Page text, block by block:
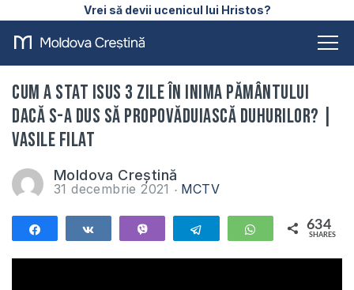
Vrei să devii ucenicul lui Hristos?
Cum a stat Isus 3 zile în inima pământului
dacă S-a dus să propovăduiască duhurilor? |
Vasile Filat
Moldova Creștină
31 decembrie 2021 MCTV
Telegram WhatsApp
634
SHARES